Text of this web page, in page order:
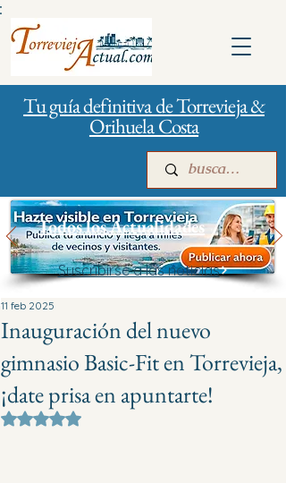
Tu guía definitiva de Torrevieja &
Orihuela Costa
Publicidad
Todos los Actualidades
Suscribirse a las noticias
Inauguración del nuevo
gimnasio Basic-Fit en Torrevieja,
¡date prisa en apuntarte!
11 feb 2025
Obtuvo NaN de 5 estrellas.